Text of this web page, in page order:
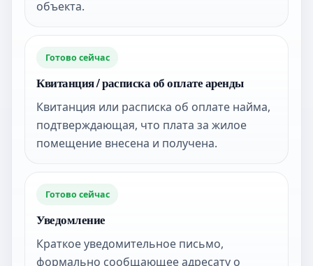
объекта.
Готово сейчас
Квитанция / расписка об оплате аренды
Квитанция или расписка об оплате найма,
подтверждающая, что плата за жилое
помещение внесена и получена.
Готово сейчас
Уведомление
Краткое уведомительное письмо,
формально сообщающее адресату о